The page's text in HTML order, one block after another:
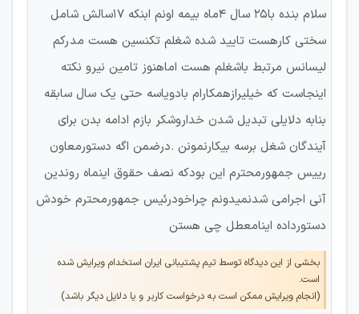
سلام بنده با۲۵ سال ۴ماه بیمه اونم ابنکه ۱۷سالش شامل
سختی کارهست تایید شده شغلم تکنسین هست مدرکم
لیسانس مرتبط باشغلم هست اماهنوز تامین نیرو نکته
اینجاست که خیلیرازهمکارام بادویاسه حتی یک سال سابقه
بنابه دلایلی تبدیل شدن خداروشکر بازم ادامه بدن برای
آیندگان شغل برسه بیکارنمونن .درضمن اگه دستورمعاون
رییس جمهورمحترم این بودکه نصف حقوق اینماه روندین
آنی اجرامی شدنمیدونم چراخودرئیس جمهورمحترم خودش
دستورداده اینامعطل چی هستن
بخشی از این دیدگاه توسط تیم پشتیبانی ایران استخدام ویرایش شده
است.
(انجام ویرایش ممکن است به درخواست کاربر و یا دلایل دیگر باشد)